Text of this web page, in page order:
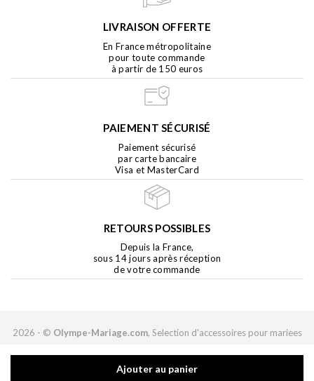
Ajouter au panier
LIVRAISON OFFERTE
En France métropolitaine
pour toute commande
à partir de 150 euros
PAIEMENT SÉCURISÉ
Paiement sécurisé
par carte bancaire
Visa et MasterCard
RETOURS POSSIBLES
Depuis la France,
sous 14 jours après réception
de votre commande
2026 - © Olympe-Mariage.com, Selection d'accessoires pour mariees
Contact Echanges & Retours